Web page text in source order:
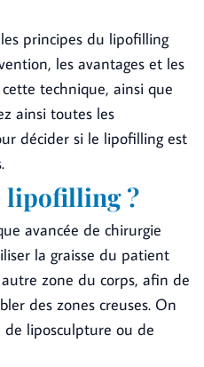
principes du lipofilling
les avantages et les
technique, ainsi que
ainsi toutes les
décider si le lipofilling est
lipofilling ?
avancée de chirurgie
la graisse du patient
zone du corps, afin de
des zones creuses. On
liposculpture ou de